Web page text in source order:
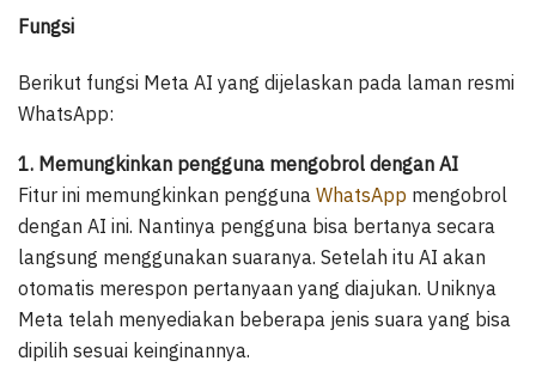
Fungsi
Berikut fungsi Meta AI yang dijelaskan pada laman resmi
WhatsApp:
1. Memungkinkan pengguna mengobrol dengan AI
Fitur ini memungkinkan pengguna WhatsApp mengobrol
dengan AI ini. Nantinya pengguna bisa bertanya secara
langsung menggunakan suaranya. Setelah itu AI akan
otomatis merespon pertanyaan yang diajukan. Uniknya
Meta telah menyediakan beberapa jenis suara yang bisa
dipilih sesuai keinginannya.